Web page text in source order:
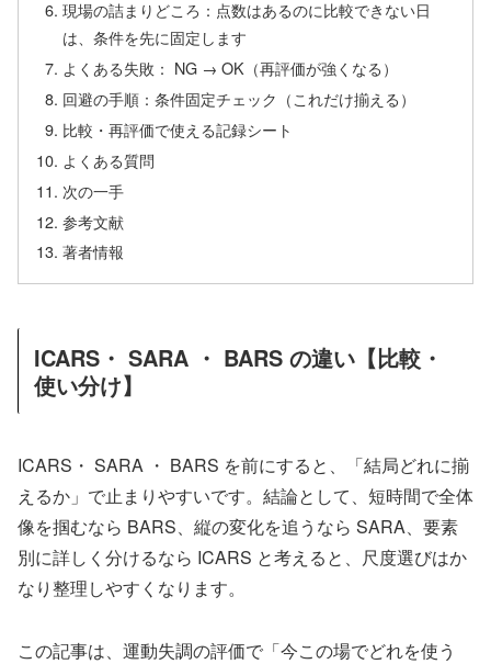
現場の詰まりどころ：点数はあるのに比較できない日
は、条件を先に固定します
よくある失敗： NG → OK（再評価が強くなる）
回避の手順：条件固定チェック（これだけ揃える）
比較・再評価で使える記録シート
よくある質問
次の一手
参考文献
著者情報
ICARS・ SARA ・ BARS の違い【比較・
使い分け】
ICARS・ SARA ・ BARS を前にすると、「結局どれに揃
えるか」で止まりやすいです。結論として、短時間で全体
像を掴むなら BARS、縦の変化を追うなら SARA、要素
別に詳しく分けるなら ICARS と考えると、尺度選びはか
なり整理しやすくなります。
この記事は、運動失調の評価で「今この場でどれを使う